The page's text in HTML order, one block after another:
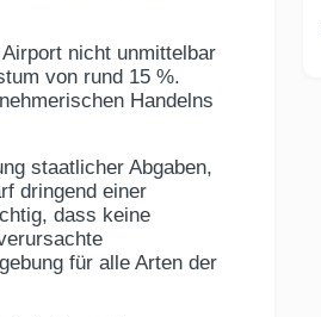
nicht unmittelbar
von rund 15 %.
Handelns
staatlicher Abgaben,
dringend einer
dass keine
für alle Arten der